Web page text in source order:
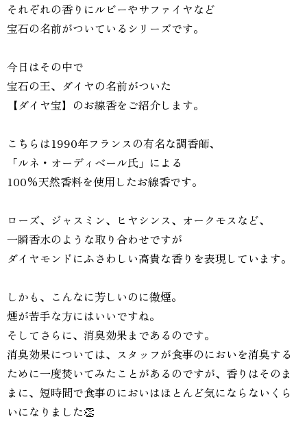
それぞれの香りにルビーやサファイヤなど
宝石の名前がついているシリーズです。
今日はその中で
宝石の王、ダイヤの名前がついた
【ダイヤ宝】のお線香をご紹介します。
こちらは1990年フランスの有名な調香師、
「ルネ・オーディベール氏」による
100%天然香料を使用したお線香です。
ローズ、ジャスミン、ヒヤシンス、オークモスなど、
一瞬香水のような取り合わせですが
ダイヤモンドにふさわしい高貴な香りを表現しています。
しかも、こんなに芳しいのに微煙。
煙が苦手な方にはいいですね。
そしてさらに、消臭効果まであるのです。
消臭効果については、スタッフが食事のにおいを消臭する
ために一度焚いてみたことがあるのですが、香りはそのま
まに、短時間で食事のにおいはほとんど気にならないくら
いになりました👏